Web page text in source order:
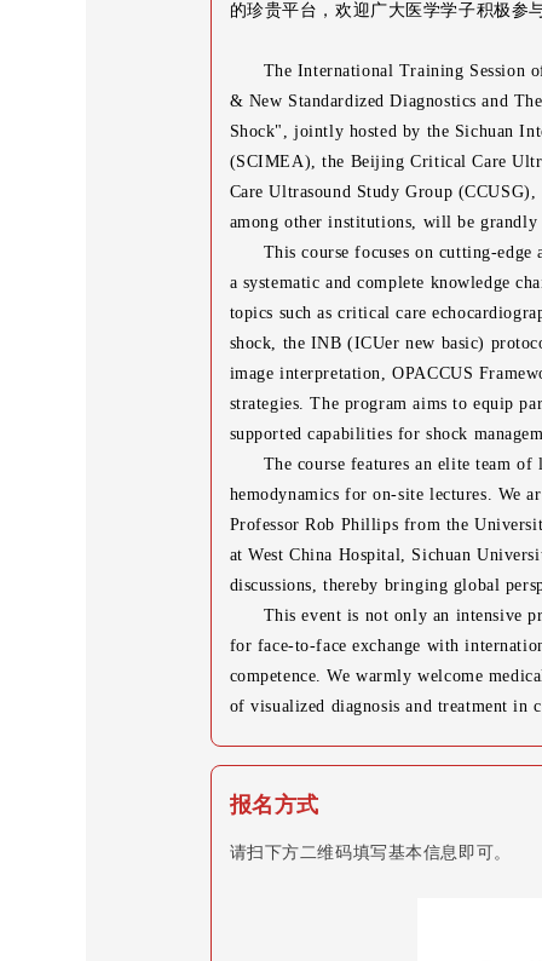
的珍贵平台，欢迎广大医学学子积极参
The International Training Session
& New Standardized Diagnostics and
Shock", jointly hosted by the Sichuan
(SCIMEA), the Beijing Critical Care
Care Ultrasound Study Group
among other institutions, will be grandly
This course focuses on cutting-
a systematic and complete knowledge
topics such as critical care
shock, the INB (ICUer new basic)
image interpretation, OPACCUS
strategies. The program aims to equip
supported capabilities for shock
The course features an elite team
hemodynamics for on-site lectures. We
Professor Rob Phillips from the
at West China Hospital, Sichuan
discussions, thereby bringing global
This event is not only an intensive
for face-to-face exchange with
competence. We warmly welcome
of visualized diagnosis and treatment in
报名方式
请扫下方二维码填写基本信息即可。